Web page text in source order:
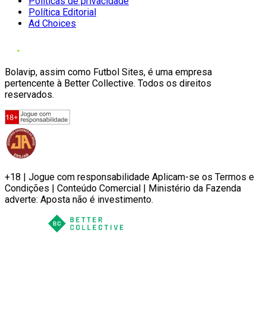
Política Editorial
Ad Choices
Bolavip, assim como Futbol Sites, é uma empresa
pertencente à Better Collective. Todos os direitos
reservados.
+18 | Jogue com responsabilidade Aplicam-se os Termos e
Condições | Conteúdo Comercial | Ministério da Fazenda
adverte: Aposta não é investimento.